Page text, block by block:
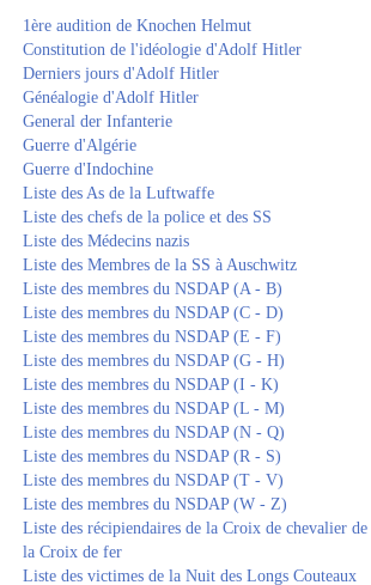
1ère audition de Knochen Helmut
Constitution de l'idéologie d'Adolf Hitler
Derniers jours d'Adolf Hitler
Généalogie d'Adolf Hitler
General der Infanterie
Guerre d'Algérie
Guerre d'Indochine
Liste des As de la Luftwaffe
Liste des chefs de la police et des SS
Liste des Médecins nazis
Liste des Membres de la SS à Auschwitz
Liste des membres du NSDAP (A - B)
Liste des membres du NSDAP (C - D)
Liste des membres du NSDAP (E - F)
Liste des membres du NSDAP (G - H)
Liste des membres du NSDAP (I - K)
Liste des membres du NSDAP (L - M)
Liste des membres du NSDAP (N - Q)
Liste des membres du NSDAP (R - S)
Liste des membres du NSDAP (T - V)
Liste des membres du NSDAP (W - Z)
Liste des récipiendaires de la Croix de chevalier de
la Croix de fer
Liste des victimes de la Nuit des Longs Couteaux